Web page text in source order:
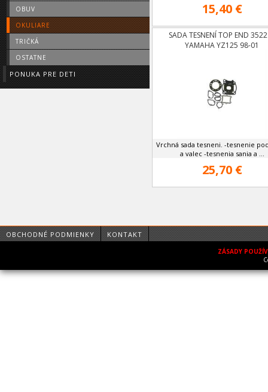
OBUV
OKULIARE
TRIČKÁ
OSTATNE
PONUKA PRE DETI
15,40 €
SADA TESNENÍ TOP END
YAMAHA YZ125 98-01
Vrchná sada tesneni. -tesnenie
a valec -tesnenia sania a ...
25,70 €
OBCHODNÉ PODMIENKY KONTAKT
ZÁSADY